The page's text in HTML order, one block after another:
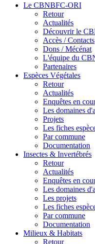
Le CBNBFC-ORI
Retour
Actualités
Découvrir le
Accès / Contacts
Dons / Mécénat
L'équipe du
Partenaires
Espèces Végétales
Retour
Actualités
Enquêtes en
Les domaines
Projets
Les fiches
Par commune
Documentation
Insectes & Invertébrés
Retour
Actualités
Enquêtes en
Les domaines
Les projets
Les fiches
Par commune
Documentation
Milieux & Habitats
Retour